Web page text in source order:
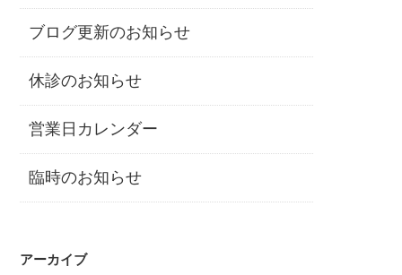
ブログ更新のお知らせ
休診のお知らせ
営業日カレンダー
臨時のお知らせ
アーカイブ